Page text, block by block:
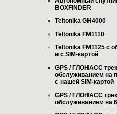
BOXFINDER
Teltonika GH4000
Teltonika FM1110
Teltonika FM1125 с
и с SIM-картой
GPS / ГЛОНАСС
обслуживанием на
с нашей SIM-картой
GPS / ГЛОНАСС
обслуживанием на